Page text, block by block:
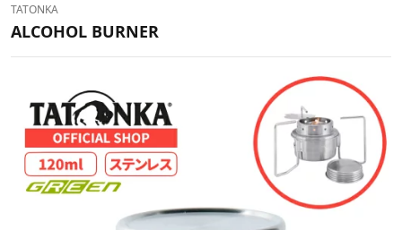
TATONKA
ALCOHOL BURNER